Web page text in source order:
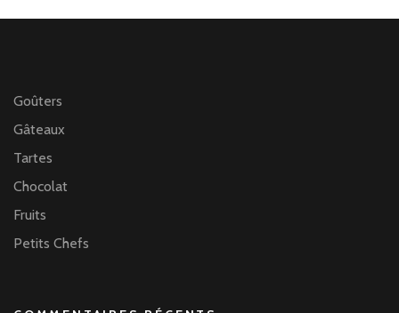
Goûters
Gâteaux
Tartes
Chocolat
Fruits
Petits Chefs